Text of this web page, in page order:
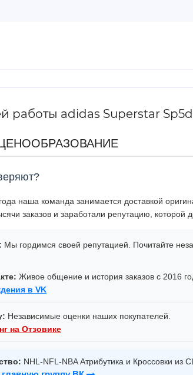
работы adidas Superstar
наша команда занимается доставкой
заказов и заработали репутацию, которой
Мы гордимся своей репутацией. Почитайте
Живое общение и история заказов с 2016
в VK
Независимые оценки наших покупателей.
на Отзовике
NHL-NFL-NBA Атрибутика и Кроссовки из